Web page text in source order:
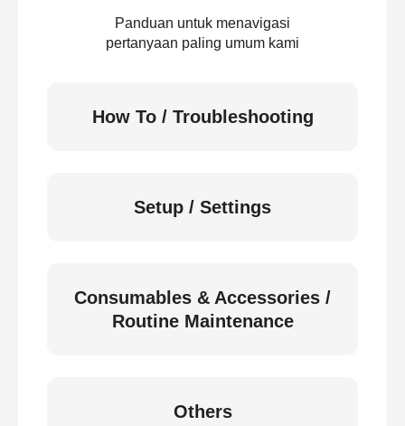
Panduan untuk menavigasi
pertanyaan paling umum kami
How To / Troubleshooting
Setup / Settings
Consumables & Accessories /
Routine Maintenance
Others